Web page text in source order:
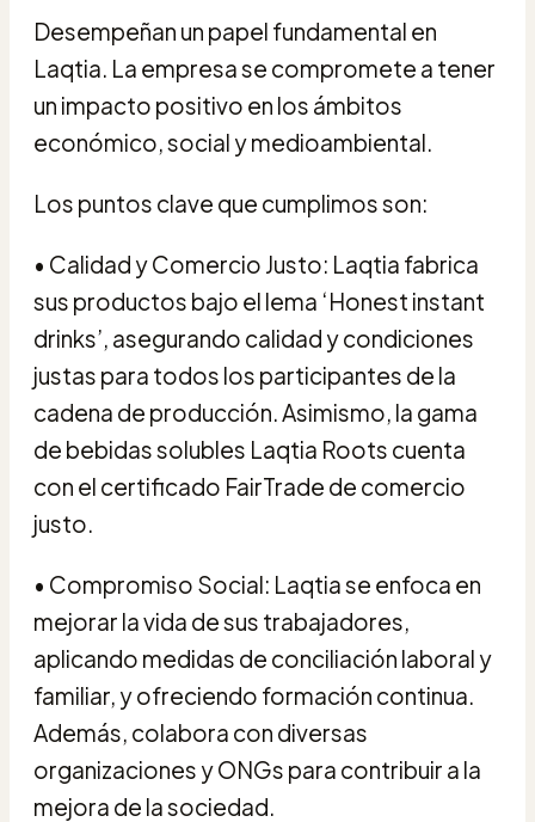
Desempeñan un papel fundamental en
Laqtia. La empresa se compromete a tener
un impacto positivo en los ámbitos
económico, social y medioambiental.
Los puntos clave que cumplimos son:
• Calidad y Comercio Justo: Laqtia fabrica
sus productos bajo el lema ‘Honest instant
drinks’, asegurando calidad y condiciones
justas para todos los participantes de la
cadena de producción. Asimismo, la gama
de bebidas solubles Laqtia Roots cuenta
con el certificado FairTrade de comercio
justo.
• Compromiso Social: Laqtia se enfoca en
mejorar la vida de sus trabajadores,
aplicando medidas de conciliación laboral y
familiar, y ofreciendo formación continua.
Además, colabora con diversas
organizaciones y ONGs para contribuir a la
mejora de la sociedad.